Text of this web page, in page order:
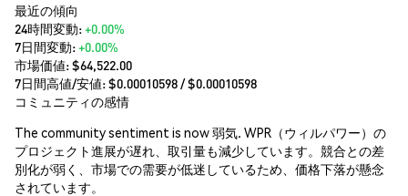
最近の傾向
24時間変動:+0.00%
7日間変動:+0.00%
市場価値:$64,522.00
7日間高値/安値: $0.00010598/ $0.00010598
コミュニティの感情
The community sentiment is now 弱気. WPR（ウィルパワー）の
プロジェクト進展が遅れ、取引量も減少しています。競合との差
別化が弱く、市場での需要が低迷しているため、価格下落が懸念
されています。